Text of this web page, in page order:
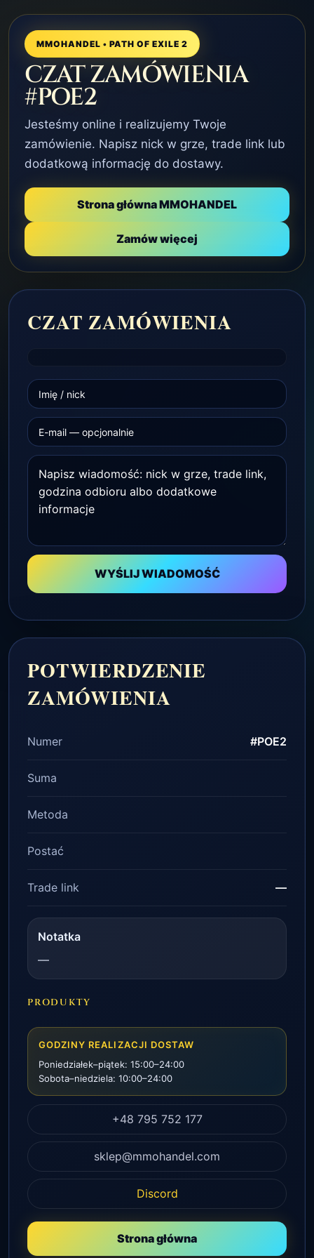
MMOHANDEL • PATH OF EXILE 2
CZAT ZAMÓWIENIA
#POE2
Jesteśmy online i realizujemy Twoje
zamówienie. Napisz nick w grze, trade link lub
dodatkową informację do dostawy.
Strona główna MMOHANDEL
Zamów więcej
CZAT ZAMÓWIENIA
WYŚLIJ WIADOMOŚĆ
POTWIERDZENIE
ZAMÓWIENIA
Numer #POE2
Suma
Metoda
Postać
Trade link —
Notatka
—
PRODUKTY
GODZINY REALIZACJI DOSTAW
Poniedziałek–piątek: 15:00–24:00
Sobota–niedziela: 10:00–24:00
+48 795 752 177
sklep@mmohandel.com
Discord
Strona główna